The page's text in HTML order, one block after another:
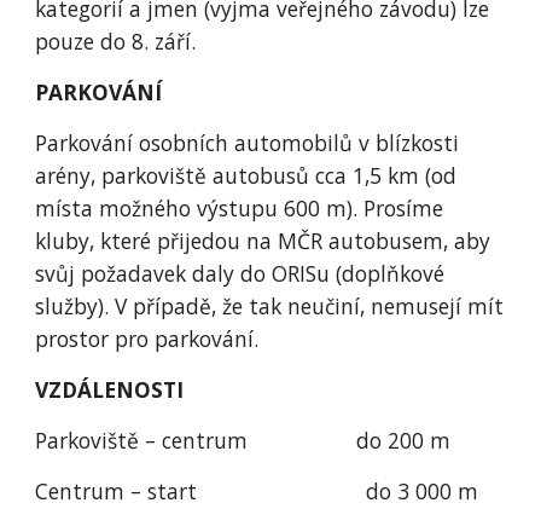
kategorií a jmen (vyjma veřejného závodu) lze
pouze do 8. září.
PARKOVÁNÍ
Parkování osobních automobilů v blízkosti
arény, parkoviště autobusů cca 1,5 km (od
místa možného výstupu 600 m). Prosíme
kluby, které přijedou na MČR autobusem, aby
svůj požadavek daly do ORISu (doplňkové
služby). V případě, že tak neučiní, nemusejí mít
prostor pro parkování.
VZDÁLENOSTI
Parkoviště – centrum                  do 200 m
Centrum – start                            do 3 000 m